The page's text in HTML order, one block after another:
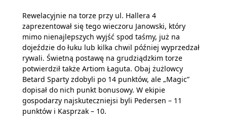
Rewelacyjnie na torze przy ul. Hallera 4
zaprezentował się tego wieczoru Janowski, który
mimo nienajlepszych wyjść spod taśmy, już na
dojeździe do łuku lub kilka chwil później wyprzedzał
rywali. Świetną postawę na grudziądzkim torze
potwierdził także Artiom Łaguta. Obaj żużlowcy
Betard Sparty zdobyli po 14 punktów, ale „Magic”
dopisał do nich punkt bonusowy. W ekipie
gospodarzy najskuteczniejsi byli Pedersen – 11
punktów i Kasprzak – 10.